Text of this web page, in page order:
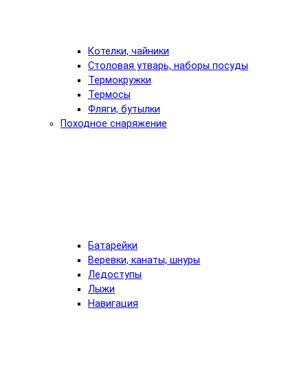
Котелки, чайники
Столовая утварь, наборы посуды
Термокружки
Термосы
Фляги, бутылки
Походное снаряжение
Батарейки
Веревки, канаты, шнуры
Ледоступы
Лыжи
Навигация